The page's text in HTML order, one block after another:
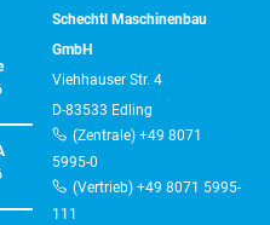
Schechtl Maschinenbau
GmbH
Viehhauser Str. 4
D-83533 Edling
(Zentrale) +49 8071
5995-0
(Vertrieb) +49 8071 5995-
111